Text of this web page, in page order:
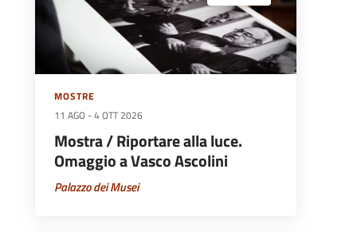
MOSTRE
11 AGO -4 OTT 2026
Mostra / Riportare alla luce.
Omaggio a Vasco Ascolini
Palazzo dei Musei